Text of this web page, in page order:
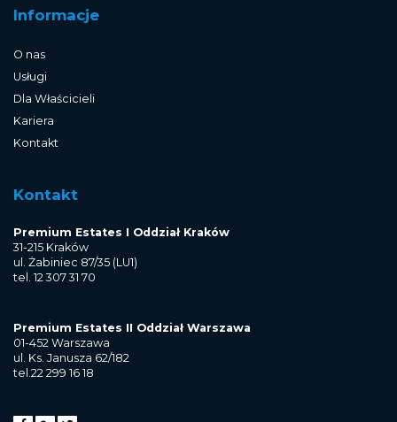
Informacje
O nas
Usługi
Dla Właścicieli
Kariera
Kontakt
Kontakt
Premium Estates I Oddział Kraków
31-215 Kraków
ul. Żabiniec 87/35 (LU1)
tel. 12 307 31 70
Premium Estates II Oddział Warszawa
01-452 Warszawa
ul. Ks. Janusza 62/182
tel.22 299 16 18